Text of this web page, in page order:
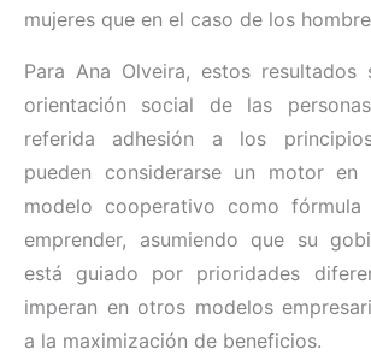
mujeres que en el caso de los
Para Ana Olveira, estos resultados
orientación social de las
referida adhesión a los
pueden considerarse un motor
modelo cooperativo como fórmula
emprender, asumiendo que su
está guiado por prioridades
imperan en otros modelos
a la maximización de beneficios.